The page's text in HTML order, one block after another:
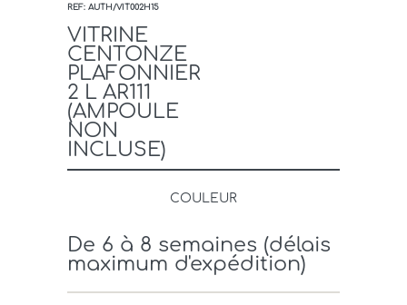
REF: AUTH/VIT002H15
VITRINE
CENTONZE
PLAFONNIER
2 L AR111
(AMPOULE
NON
INCLUSE)
COULEUR
De 6 à 8 semaines (délais
maximum d'expédition)